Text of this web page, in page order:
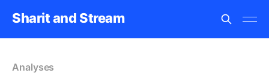
Sharit and Stream
Analyses